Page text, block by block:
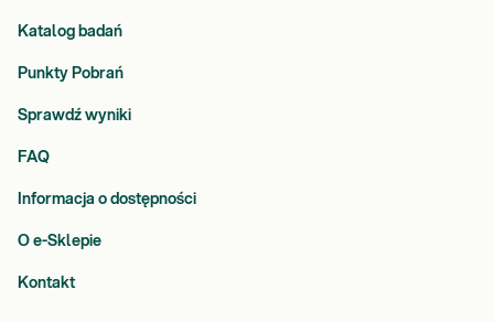
Katalog badań
Punkty Pobrań
Sprawdź wyniki
FAQ
Informacja o dostępności
O e-Sklepie
Kontakt